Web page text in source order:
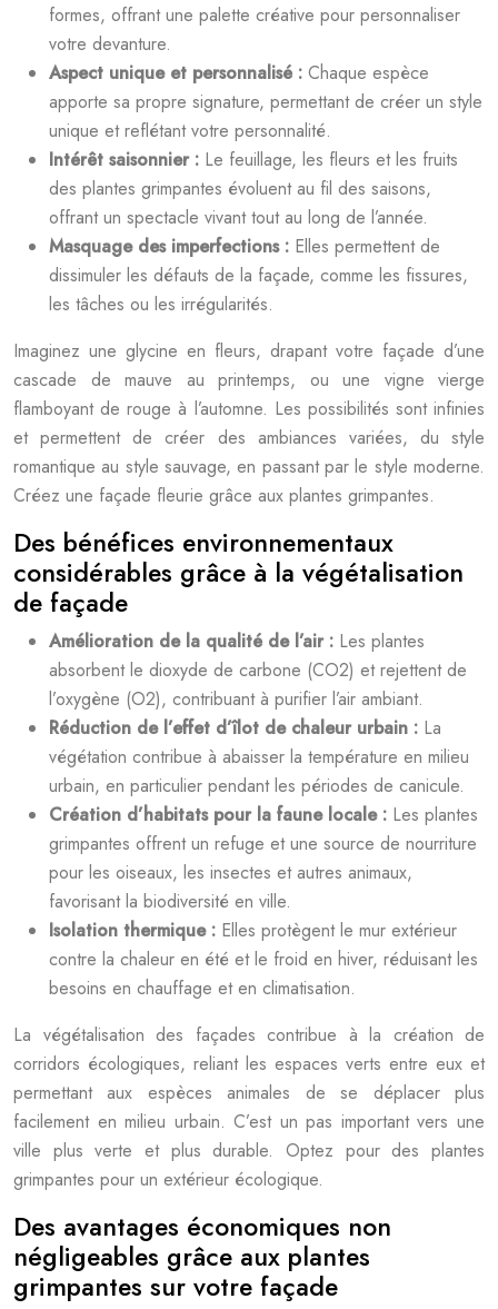
formes, offrant une palette créative pour personnaliser
votre devanture.
Aspect unique et personnalisé : Chaque espèce
apporte sa propre signature, permettant de créer un style
unique et reflétant votre personnalité.
Intérêt saisonnier : Le feuillage, les fleurs et les fruits
des plantes grimpantes évoluent au fil des saisons,
offrant un spectacle vivant tout au long de l’année.
Masquage des imperfections : Elles permettent de
dissimuler les défauts de la façade, comme les fissures,
les tâches ou les irrégularités.
Imaginez une glycine en fleurs, drapant votre façade d’une
cascade de mauve au printemps, ou une vigne vierge
flamboyant de rouge à l’automne. Les possibilités sont infinies
et permettent de créer des ambiances variées, du style
romantique au style sauvage, en passant par le style moderne.
Créez une façade fleurie grâce aux plantes grimpantes.
Des bénéfices environnementaux
considérables grâce à la végétalisation
de façade
Amélioration de la qualité de l’air : Les plantes
absorbent le dioxyde de carbone (CO2) et rejettent de
l’oxygène (O2), contribuant à purifier l’air ambiant.
Réduction de l’effet d’îlot de chaleur urbain : La
végétation contribue à abaisser la température en milieu
urbain, en particulier pendant les périodes de canicule.
Création d’habitats pour la faune locale : Les plantes
grimpantes offrent un refuge et une source de nourriture
pour les oiseaux, les insectes et autres animaux,
favorisant la biodiversité en ville.
Isolation thermique : Elles protègent le mur extérieur
contre la chaleur en été et le froid en hiver, réduisant les
besoins en chauffage et en climatisation.
La végétalisation des façades contribue à la création de
corridors écologiques, reliant les espaces verts entre eux et
permettant aux espèces animales de se déplacer plus
facilement en milieu urbain. C’est un pas important vers une
ville plus verte et plus durable. Optez pour des plantes
grimpantes pour un extérieur écologique.
Des avantages économiques non
négligeables grâce aux plantes
grimpantes sur votre façade